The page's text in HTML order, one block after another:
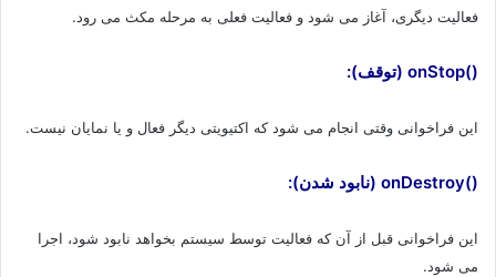
فعالیت دیگری، آغاز می شود و فعالیت فعلی به مرحله مکث می رود.
()onStop (توقف):
این فراخوانی وقتی انجام می شود که اکتیویتی دیگر فعال و یا نمایان نیست.
()onDestroy (نابود شدن):
این فراخوانی قبل از آن که فعالیت توسط سیستم بخواهد نابود شود، اجرا
می شود.